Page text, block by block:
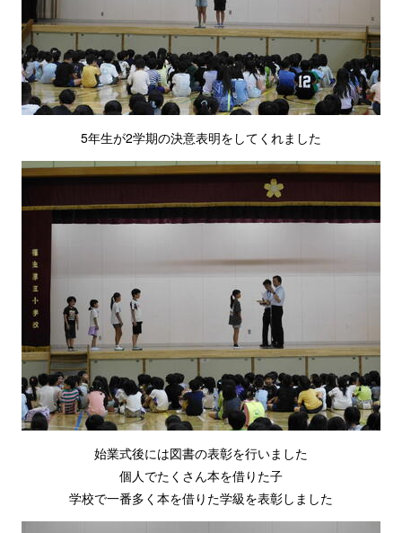
5年生が2学期の決意表明をしてくれました
始業式後には図書の表彰を行いました
個人でたくさん本を借りた子
学校で一番多く本を借りた学級を表彰しました